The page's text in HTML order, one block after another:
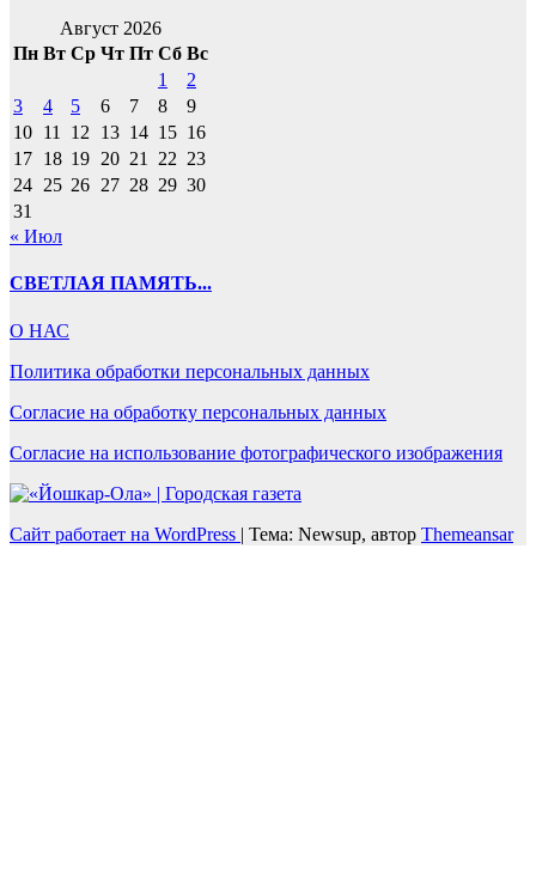
Август 2026
Пн Вт Ср Чт Пт Сб Вс
1
2
3
4 5 6 7 8
9
10 11 12 13 14 15 16
17 18 19 20 21 22 23
24 25 26 27 28 29 30
31
« Июл
СВЕТЛАЯ ПАМЯТЬ...
О НАС
Политика обработки персональных данных
Согласие на обработку персональных данных
Согласие на использование фотографического изображения
Сайт работает на WordPress | Тема: Newsup, автор Themeansar